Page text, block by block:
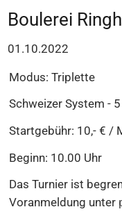
Boulerei
01.10.2022
Modus: Triplette
Schweizer System -
Startgebühr: 10,- € /
Beginn: 10.00 Uhr
Das Turnier ist
Voranmeldung unter